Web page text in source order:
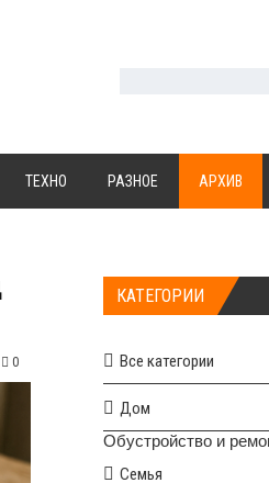
ТЕХНО РАЗНОЕ АРХИВ
0
КАТЕГОРИИ
Все категории
Дом
Обустройство и
Семья